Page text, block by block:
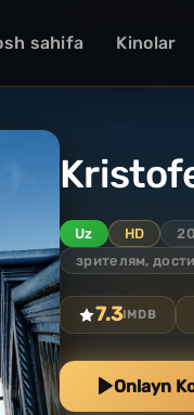
sahifa Kinolar
Uz HD
зрителям,
7.3IMDB
Onlayn